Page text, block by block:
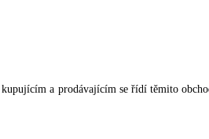
a prodávajícím se řídí těmito